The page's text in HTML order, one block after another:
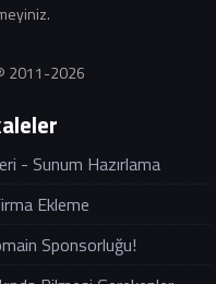
2011-2026
- Sunum Hazırlama
Ekleme
Sponsorluğu!